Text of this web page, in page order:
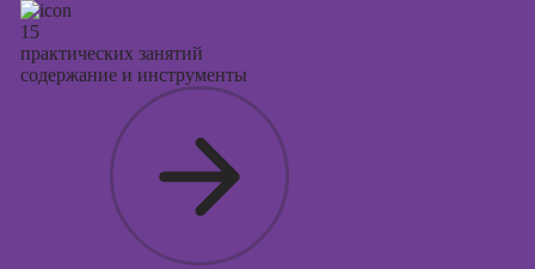
15
практических занятий
содержание и инструменты